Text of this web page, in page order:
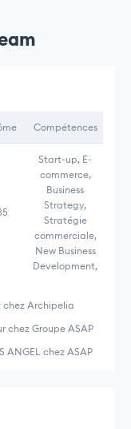
Compétences
Start-up, E-
commerce,
Business
Strategy,
Stratégie
commerciale,
New Business
Development,
chez Archipelia
chez Groupe ASAP
ANGEL chez ASAP